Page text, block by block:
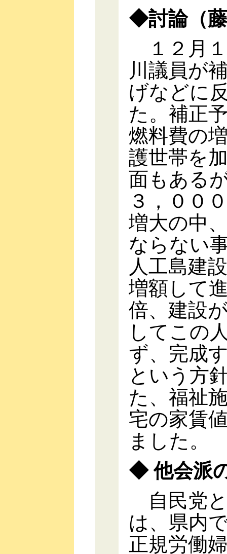
◆討論（
１２月１
川議員が
げなどに
た。補正
燃料費の
護世帯を
面もある
３，００
増大の中
ならない
人工島建
増額して
倍、建設
してこの
ず、完成
という方
た、福祉
宅の家賃
ました。
◆ 他会派
自民党
は、県内
正規労働